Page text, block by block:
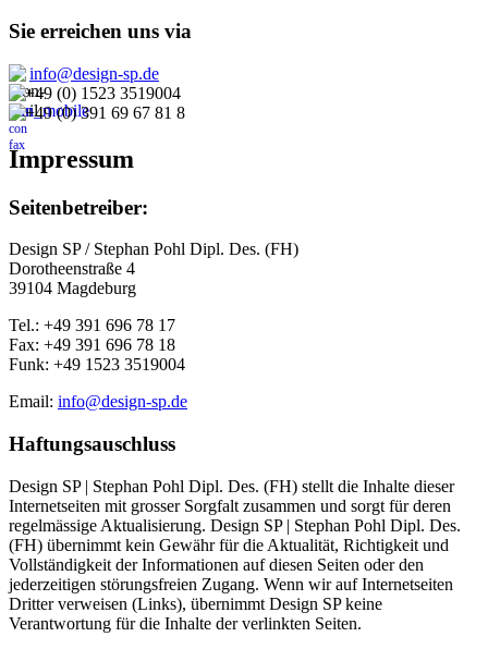
Sie erreichen uns via
info@design-sp.de
+49 (0) 1523 3519004
+49 (0) 391 69 67 81 8
Impressum
Seitenbetreiber:
Design SP / Stephan Pohl Dipl. Des. (FH)
Dorotheenstraße 4
39104 Magdeburg
Tel.: +49 391 696 78 17
Fax: +49 391 696 78 18
Funk: +49 1523 3519004
Email: info@design-sp.de
Haftungsauschluss
Design SP | Stephan Pohl Dipl. Des. (FH) stellt die Inhalte dieser
Internetseiten mit grosser Sorgfalt zusammen und sorgt für deren
regelmässige Aktualisierung. Design SP | Stephan Pohl Dipl. Des.
(FH) übernimmt kein Gewähr für die Aktualität, Richtigkeit und
Vollständigkeit der Informationen auf diesen Seiten oder den
jederzeitigen störungsfreien Zugang. Wenn wir auf Internetseiten
Dritter verweisen (Links), übernimmt Design SP keine
Verantwortung für die Inhalte der verlinkten Seiten.